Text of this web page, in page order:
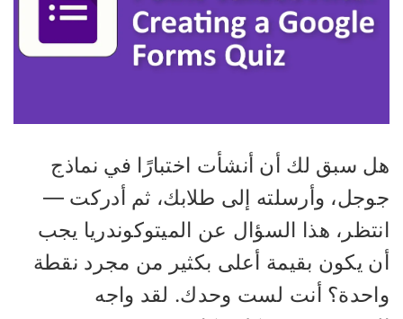
سبق لك أن أنشأت اختبارًا في نماذج
وأرسلته إلى طلابك، ثم أدركت —
هذا السؤال عن الميتوكوندريا يجب
يكون بقيمة أعلى بكثير من مجرد نقطة
أنت لست وحدك. لقد واجه